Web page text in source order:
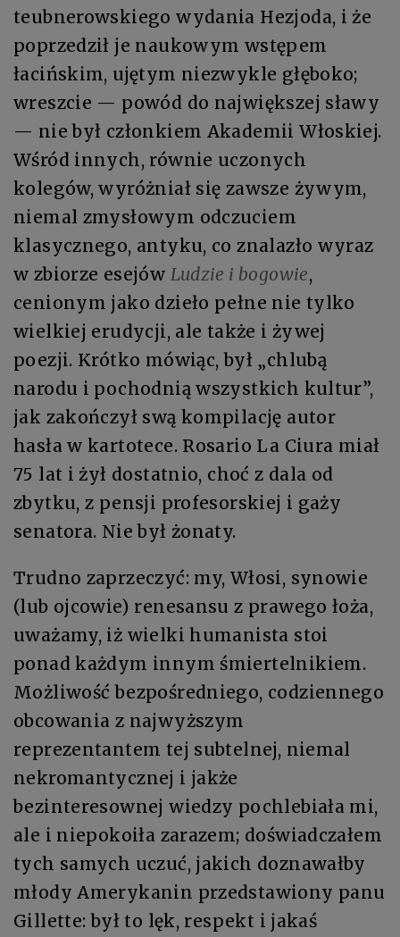
teubnerowskiego wydania Hezjoda, i że
poprzedził je naukowym wstępem
łacińskim, ujętym niezwykle głęboko;
wreszcie — powód do największej sławy
— nie był członkiem Akademii Włoskiej.
Wśród innych, równie uczonych
kolegów, wyróżniał się zawsze żywym,
niemal zmysłowym odczuciem
klasycznego, antyku, co znalazło wyraz
w zbiorze esejów Ludzie i bogowie,
cenionym jako dzieło pełne nie tylko
wielkiej erudycji, ale także i żywej
poezji. Krótko mówiąc, był „chlubą
narodu i pochodnią wszystkich kultur”,
jak zakończył swą kompilację autor
hasła w kartotece. Rosario La Ciura miał
75 lat i żył dostatnio, choć z dala od
zbytku, z pensji profesorskiej i gaży
senatora. Nie był żonaty.
Trudno zaprzeczyć: my, Włosi, synowie
(lub ojcowie) renesansu z prawego łoża,
uważamy, iż wielki humanista stoi
ponad każdym innym śmiertelnikiem.
Możliwość bezpośredniego, codziennego
obcowania z najwyższym
reprezentantem tej subtelnej, niemal
nekromantycznej i jakże
bezinteresownej wiedzy pochlebiała mi,
ale i niepokoiła zarazem; doświadczałem
tych samych uczuć, jakich doznawałby
młody Amerykanin przedstawiony panu
Gillette: był to lęk, respekt i jakaś